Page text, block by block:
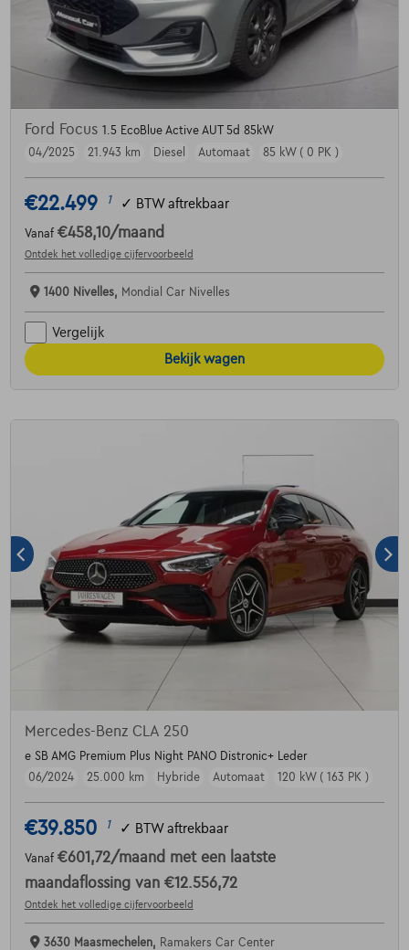
Ford Focus 1.5 EcoBlue Active AUT 5d 85kW
04/2025
21.943 km Diesel Automaat 85 kW ( 0 PK )
€22.499 1 ✓ BTW aftrekbaar
Vanaf €458,10/maand
Ontdek het volledige cijfervoorbeeld
1400 Nivelles, Mondial Car Nivelles
Vergelijk
Bekijk wagen
Mercedes-Benz CLA 250
e SB AMG Premium Plus Night PANO Distronic+ Leder
06/2024
25.000 km Hybride Automaat 120 kW ( 163 PK )
€39.850 1 ✓ BTW aftrekbaar
Vanaf €601,72/maand met een laatste
maandaflossing van €12.556,72
Ontdek het volledige cijfervoorbeeld
3630 Maasmechelen, Ramakers Car Center